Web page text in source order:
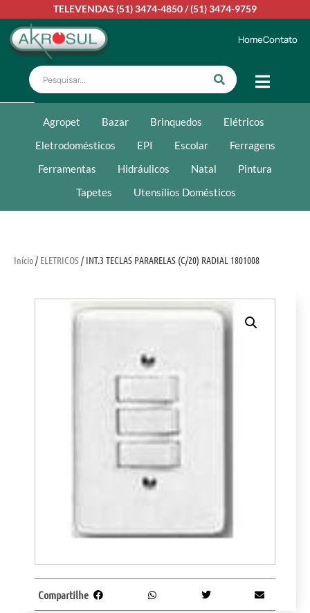
TELEVENDAS (51) 3474-4850/(51) 3474-9759
HomeContato
Agropet Bazar Brinquedos
Elétricos
Eletrodomésticos
EPI Escolar
Ferragens
Ferramentas
Hidráulicos Natal
Pintura
Tapetes
Utensílios Domésticos
Início/ ELETRICOS/ INT.3 TECLAS PARARELAS (C/20) RADIAL 1801008
Compartilhe